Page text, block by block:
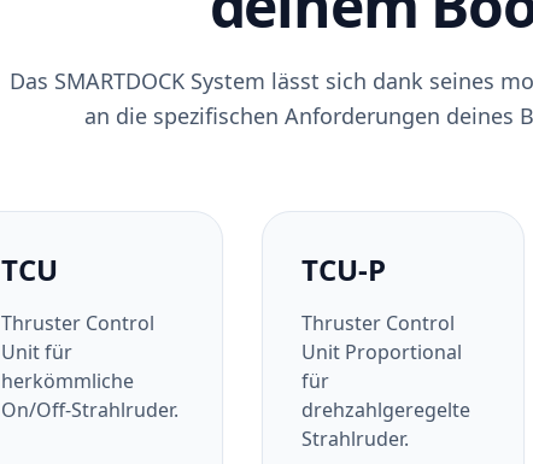
Das SMARTDOCK System lässt sich dank seines
an die spezifischen Anforderungen deines
TCU
Thruster Control
Unit für
herkömmliche
On/Off-Strahlruder.
TCU-P
Thruster Control
Unit Proportional
für
drehzahlgeregelte
Strahlruder.